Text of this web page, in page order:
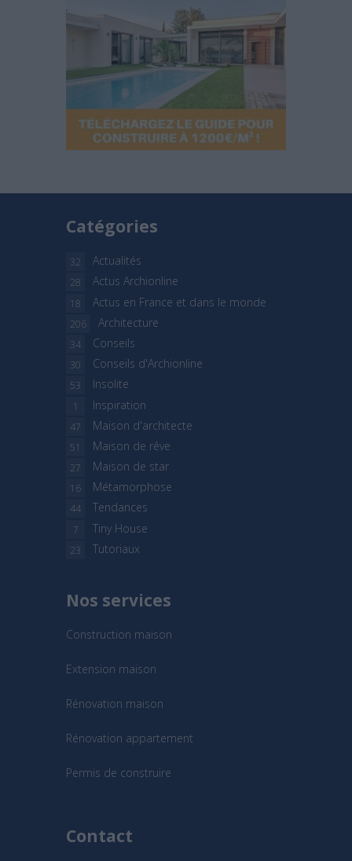
Catégories
Actualités
32
Actus Archionline
28
Actus en France et dans le monde
18
Architecture
206
Conseils
34
Conseils d'Archionline
30
Insolite
53
Inspiration
1
Maison d'architecte
47
Maison de rêve
51
Maison de star
27
Métamorphose
16
Tendances
44
Tiny House
7
Tutoriaux
23
Nos services
Construction maison
Extension maison
Rénovation maison
Rénovation appartement
Permis de construire
Contact